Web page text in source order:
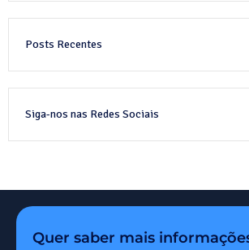
Posts Recentes
Siga-nos nas Redes Sociais
Quer saber mais